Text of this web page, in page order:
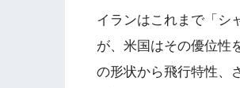
イランはこれまで「シ
が、米国はその優位性
の形状から飛行特性、